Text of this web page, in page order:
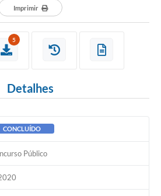
Imprimir
5
Detalhes
CONCLUÍDO
Público